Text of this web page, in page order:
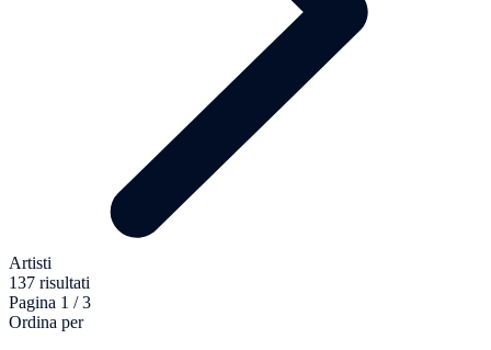
Artisti
137 risultati
Pagina 1 / 3
Ordina per